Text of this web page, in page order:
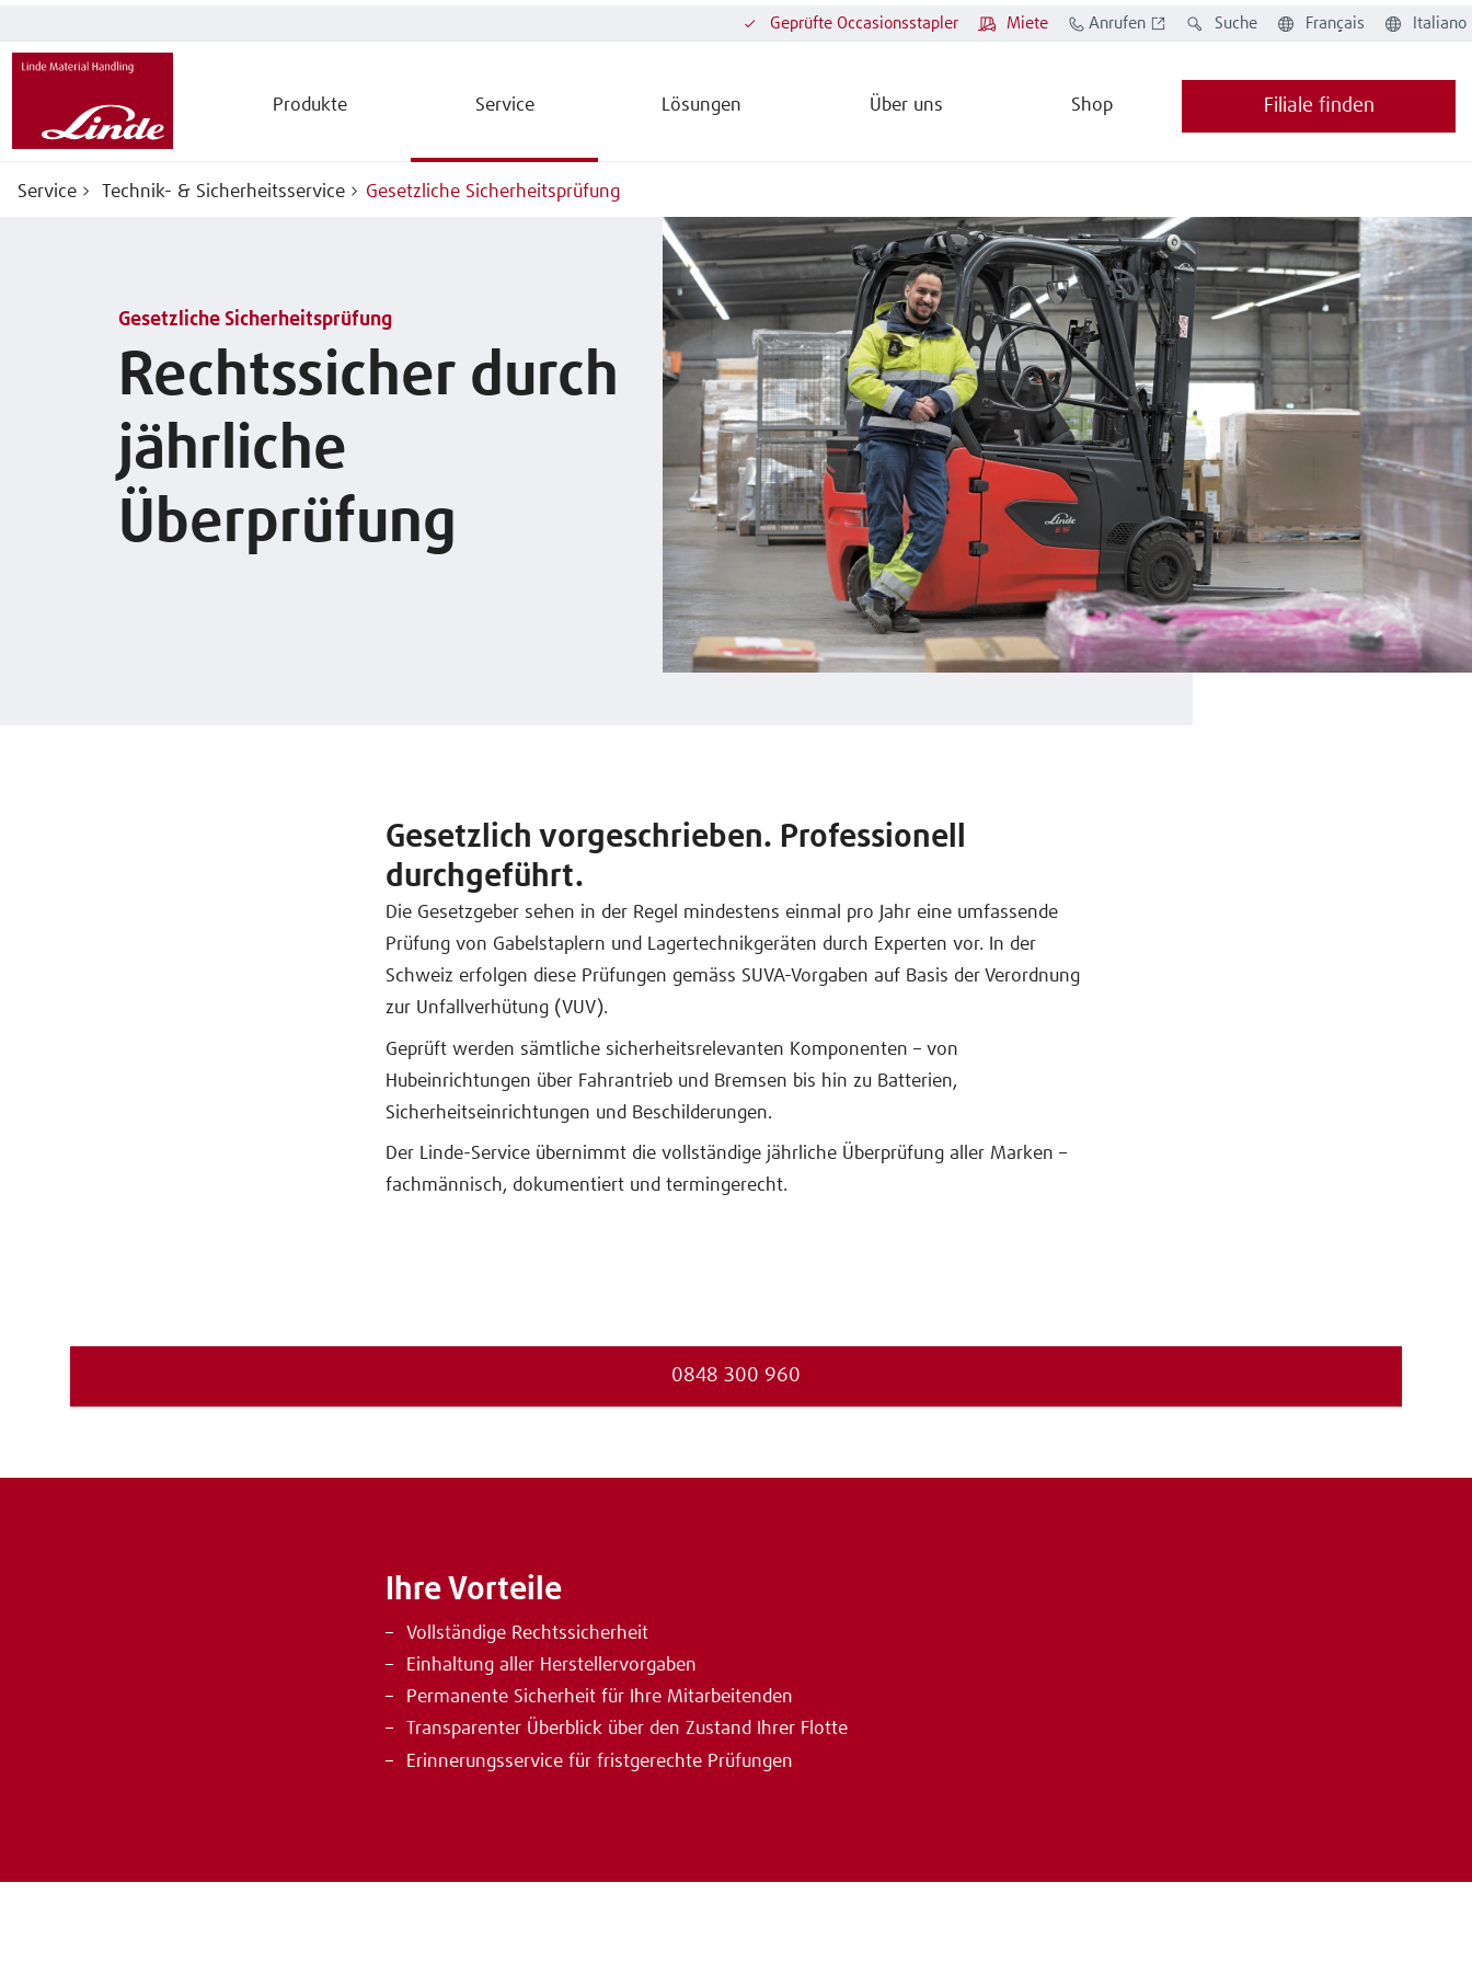
Produkte Service Lösungen Über uns Shop
Français Italiano
Suche
Anrufen
Miete
Geprüfte Occasionsstapler
Filiale finden
Service Technik- & Sicherheitsservice Gesetzliche Sicherheitsprüfung
Gesetzliche Sicherheitsprüfung
Rechtssicher durch
jährliche
Überprüfung
Gesetzlich vorgeschrieben. Professionell
durchgeführt.
Die Gesetzgeber sehen in der Regel mindestens einmal pro Jahr eine umfassende
Prüfung von Gabelstaplern und Lagertechnikgeräten durch Experten vor. In der
Schweiz erfolgen diese Prüfungen gemäss SUVA-Vorgaben auf Basis der Verordnung
zur Unfallverhütung (VUV).
Geprüft werden sämtliche sicherheitsrelevanten Komponenten – von
Hubeinrichtungen über Fahrantrieb und Bremsen bis hin zu Batterien,
Sicherheitseinrichtungen und Beschilderungen.
Der Linde-Service übernimmt die vollständige jährliche Überprüfung aller Marken –
fachmännisch, dokumentiert und termingerecht.
0848 300 960
Ihre Vorteile
Vollständige Rechtssicherheit
Einhaltung aller Herstellervorgaben
Permanente Sicherheit für Ihre Mitarbeitenden
Transparenter Überblick über den Zustand Ihrer Flotte
Erinnerungsservice für fristgerechte Prüfungen